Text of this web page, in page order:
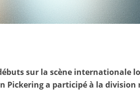
sur la scène internationale
Pickering a participé à la division